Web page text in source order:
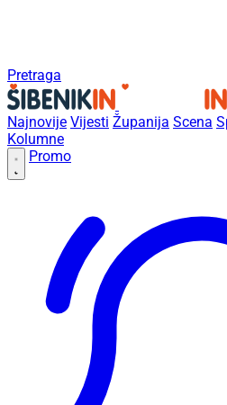
Pretraga
Najnovije Vijesti Županija Scena
Kolumne
Promo